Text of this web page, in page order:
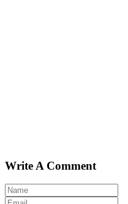
Write A Comment